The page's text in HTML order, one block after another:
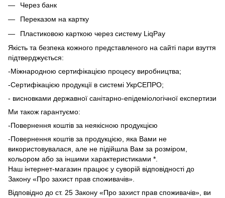
Через банк
Переказом на картку
Пластиковою карткою через систему LiqPay
Якість та безпека кожного представленого на сайті пари взуття
підтверджується:
-Міжнародною сертифікацією процесу виробництва;
-Сертифікацією продукції в системі УкрСЕПРО;
- висновками державної санітарно-епідеміологічної експертизи
Ми також гарантуємо:
-Повернення коштів за неякісною продукцією
-Повернення коштів за продукцією, яка Вами не
використовувалася, але не підійшла Вам за розміром,
кольором або за іншими характеристиками *.
Наш інтернет-магазин працює у суворій відповідності до
Закону «Про захист прав споживачів».
Відповідно до ст. 25 Закону «Про захист прав споживачів», ви